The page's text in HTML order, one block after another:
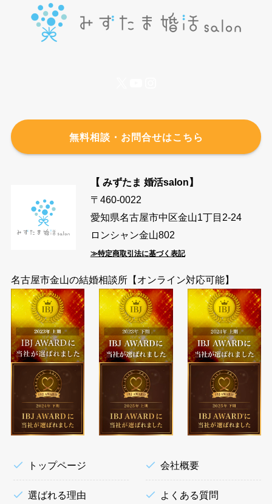
無料相談・お問合せはこちら
【 みずたま 婚活salon】
〒460-0022
愛知県名古屋市中区金山1丁目2-24
ロンシャン金山802
≫特定商取引法に基づく表記
名古屋市金山の結婚相談所【オンライン対応可能】
トップページ
選ばれる理由
会社概要
よくある質問